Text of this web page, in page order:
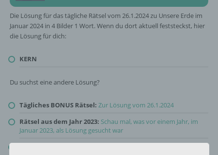
Die Lösung für das tägliche Rätsel vom 26.1.2024 zu Unsere Erde im
Januar 2024 in 4 Bilder 1 Wort. Wenn du dort aktuell feststeckst, hier
die Lösung für dich:
KERN
Du suchst eine andere Lösung?
Tägliches BONUS Rätsel: Zur Lösung vom 26.1.2024
Rätsel aus dem Jahr 2023: Schau mal, was vor einem Jahr, im
Januar 2023, als Lösung gesucht war